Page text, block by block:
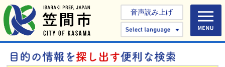
音声読み上げ
Select